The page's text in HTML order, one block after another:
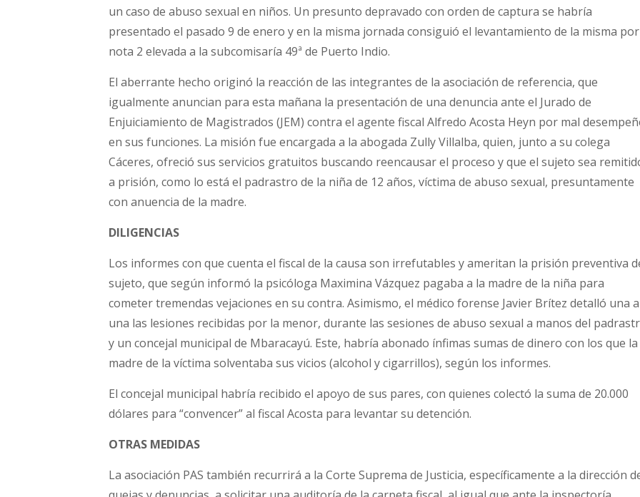
un caso de abuso sexual en niños. Un presunto depravado con orden de captura se habría
presentado el pasado 9 de enero y en la misma jornada consiguió el levantamiento de la misma por
nota 2 elevada a la subcomisaría 49ª de Puerto Indio.
El aberrante hecho originó la reacción de las integrantes de la asociación de referencia, que
igualmente anuncian para esta mañana la presentación de una denuncia ante el Jurado de
Enjuiciamiento de Magistrados (JEM) contra el agente fiscal Alfredo Acosta Heyn por mal
en sus funciones. La misión fue encargada a la abogada Zully Villalba, quien, junto a su colega
Cáceres, ofreció sus servicios gratuitos buscando reencausar el proceso y que el sujeto sea
a prisión, como lo está el padrastro de la niña de 12 años, víctima de abuso sexual, presuntamente
con anuencia de la madre.
DILIGENCIAS
Los informes con que cuenta el fiscal de la causa son irrefutables y ameritan la prisión preventiva
sujeto, que según informó la psicóloga Maximina Vázquez pagaba a la madre de la niña para
cometer tremendas vejaciones en su contra. Asimismo, el médico forense Javier Brítez detalló una a
una las lesiones recibidas por la menor, durante las sesiones de abuso sexual a manos del
y un concejal municipal de Mbaracayú. Este, habría abonado ínfimas sumas de dinero con los que la
madre de la víctima solventaba sus vicios (alcohol y cigarrillos), según los informes.
El concejal municipal habría recibido el apoyo de sus pares, con quienes colectó la suma de 20.000
dólares para “convencer” al fiscal Acosta para levantar su detención.
OTRAS MEDIDAS
La asociación PAS también recurrirá a la Corte Suprema de Justicia, específicamente a la dirección